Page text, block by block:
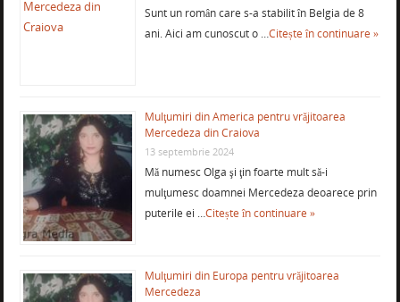
Sunt un român care s-a stabilit în Belgia de 8
ani. Aici am cunoscut o …Citește în continuare »
Mulţumiri din America pentru vrăjitoarea
Mercedeza din Craiova
13 septembrie 2024
Mă numesc Olga şi ţin foarte mult să-i
mulţumesc doamnei Mercedeza deoarece prin
puterile ei …Citește în continuare »
Mulţumiri din Europa pentru vrăjitoarea
Mercedeza